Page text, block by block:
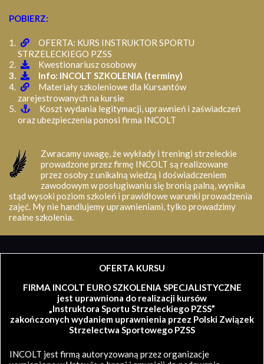
POBIERZ:
OFERTA: KURS INSTRUKTOR SPORTU
STRZELECKIEGO PZSS
Kwestionariusz osobowy
Info: INCOLT SZKOLENIA (terminy)
Materiały szkoleniowe dla Kursantów
zarejestrowanych na kursie
Koszt wydania legitymacji, uprawnień i zaświadczeń
oraz ubezpieczenia ponosi firma INCOLT
Zwracamy uwagę, że wykłady i treningi strzeleckie
prowadzone przez firmę INCOLT są realizowane
przez osoby z unikalną wiedzą i doświadczeniem
zawodowym w posługiwaniu się bronią palną, wynika
stąd wysoki poziom szkoleń i prawidłowe warunki prowadzenia
zajęć. My nie handlujemy uprawnieniami, tylko prowadzimy
realne szkolenia.
OFERTA KURSU
FIRMA INCOLT EURO SZKOLENIA SPECJALISTYCZNE
jest uprawniona do realizacji kursów
„Instruktora Sportu Strzeleckiego PZSS”
zakończonych wydaniem uprawnienia przez Polski Związek
Strzelectwa Sportowego PZSS
INCOLT jest firmą autoryzowaną przez organizacje